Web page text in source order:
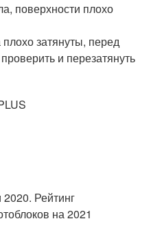
поверхности плохо
затянуты, перед
и перезатянуть